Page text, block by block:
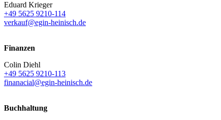
Eduard Krieger
+49 5625 9210-114
verkauf@egin-heinisch.de
Finanzen
Colin Diehl
+49 5625 9210-113
finanacial@egin-heinisch.de
Buchhaltung